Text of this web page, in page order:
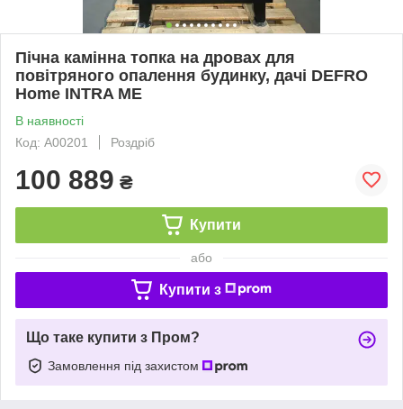
Пічна камінна топка на дровах для
повітряного опалення будинку, дачі DEFRO
Home INTRA ME
В наявності
Код: А00201
Роздріб
100 889 ₴
Купити
або
Купити з
Що таке купити з Пром?
Замовлення під захистом